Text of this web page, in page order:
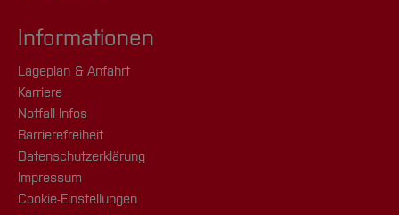
Informationen
Lageplan & Anfahrt
Karriere
Notfall-Infos
Barrierefreiheit
Datenschutzerklärung
Impressum
Cookie-Einstellungen